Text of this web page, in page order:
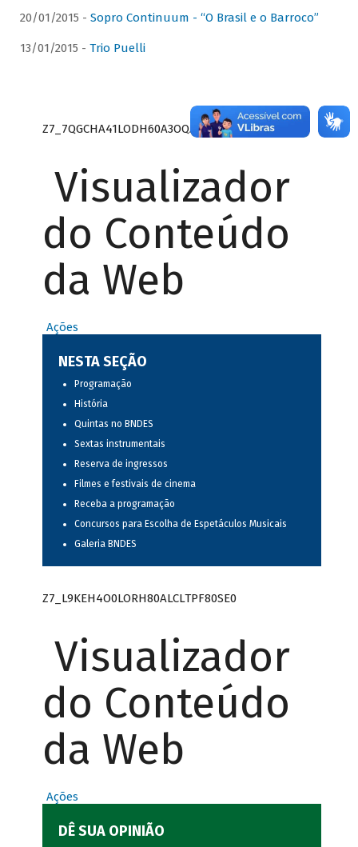
20/01/2015 - Sopro Continuum - “O Brasil e o Barroco”
13/01/2015 - Trio Puelli
Z7_7QGCHA41LODH60A3OQA8RN1415
Visualizador
do Conteúdo
da Web
Ações
NESTA SEÇÃO
Programação
História
Quintas no BNDES
Sextas instrumentais
Reserva de ingressos
Filmes e festivais de cinema
Receba a programação
Concursos para Escolha de Espetáculos Musicais
Galeria BNDES
Z7_L9KEH4O0LORH80ALCLTPF80SE0
Visualizador
do Conteúdo
da Web
Ações
DÊ SUA OPINIÃO